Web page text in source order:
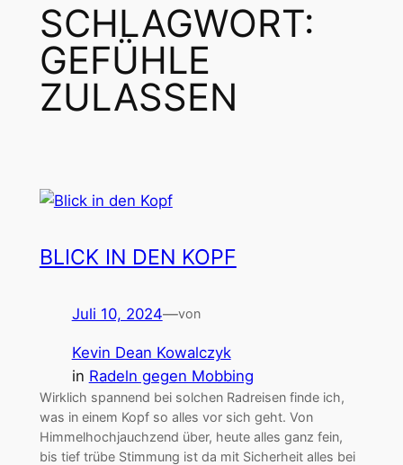
SCHLAGWORT:
GEFÜHLE
ZULASSEN
BLICK IN DEN KOPF
Juli 10, 2024—von
Kevin Dean Kowalczyk
in Radeln gegen Mobbing
Wirklich spannend bei solchen Radreisen finde ich,
was in einem Kopf so alles vor sich geht. Von
Himmelhochjauchzend über, heute alles ganz fein,
bis tief trübe Stimmung ist da mit Sicherheit alles bei